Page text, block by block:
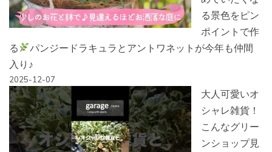
る景色をピン
ポイントで作
る
パンジードラキュラとアントワネットが今年も仲間
入り♪
2025-12-07
大人可愛いオ
シャレ雑貨！
こんなグリー
ンショップ見